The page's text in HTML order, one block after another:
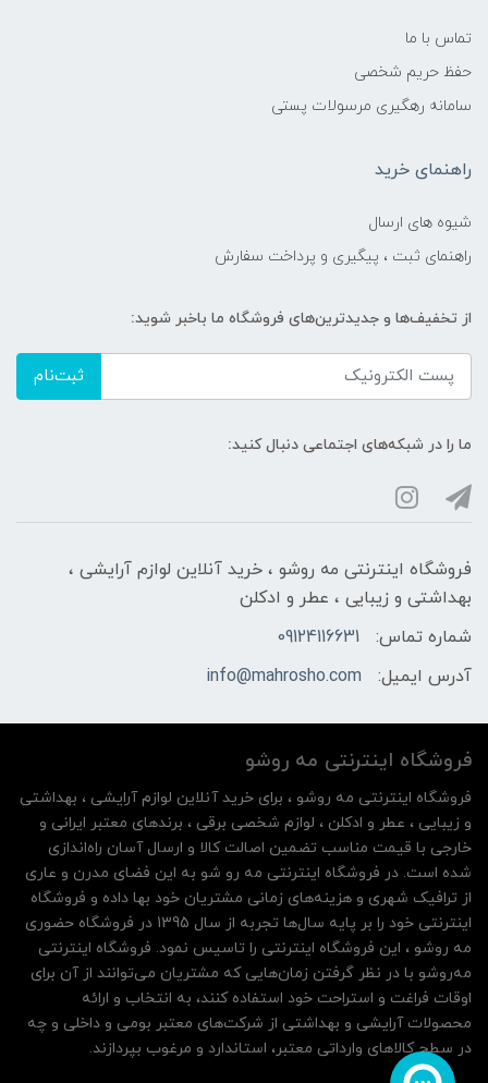
تماس با ما
حفظ حریم شخصی
سامانه رهگیری مرسولات پستی
راهنمای خرید
شیوه های ارسال
راهنمای ثبت ، پیگیری و پرداخت سفارش
از تخفیف‌ها و جدیدترین‌های فروشگاه ما باخبر شوید:
ثبت‌نام
ما را در شبکه‌های اجتماعی دنبال کنید:
فروشگاه اینترنتی مه‌ رو‌شو ، خرید آنلاین لوازم آرایشی ،
بهداشتی و زیبایی ، عطر و ادکلن
شماره تماس:
09124116631
آدرس ایمیل:
info@mahrosho.com
فروشگاه اینترنتی مه‌ رو‌شو
فروشگاه اینترنتی مه‌ رو‌شو ، برای خرید آنلاین لوازم آرایشی ، بهداشتی
و زیبایی ، عطر و ادکلن ، لوازم شخصی برقی ، برندهای معتبر ایرانی و
خارجی با قیمت مناسب تضمین اصالت کالا و ارسال آسان راه‌اندازی
شده است. در فروشگاه اینترنتی مه رو شو به این فضای مدرن و عاری
از ترافیک شهری و هزینه‌های زمانی مشتریان خود بها داده و فروشگاه
اینترنتی خود را بر پایه سال‌ها تجربه از سال 1395 در فروشگاه حضوری
مه روشو ، این فروشگاه اینترنتی را تاسیس نمود. فروشگاه اینترنتی
مه‌رو‌شو با در نظر گرفتن زمان‌هایی که مشتریان می‌توانند از آن‌ برای
اوقات فراغت و استراحت خود استفاده کنند، به انتخاب و ارائه
محصولات آرایشی و بهداشتی از شرکت‌های معتبر بومی و داخلی و چه
در سطح کالاهای وارداتی معتبر، استاندارد و مرغوب بپردازند.